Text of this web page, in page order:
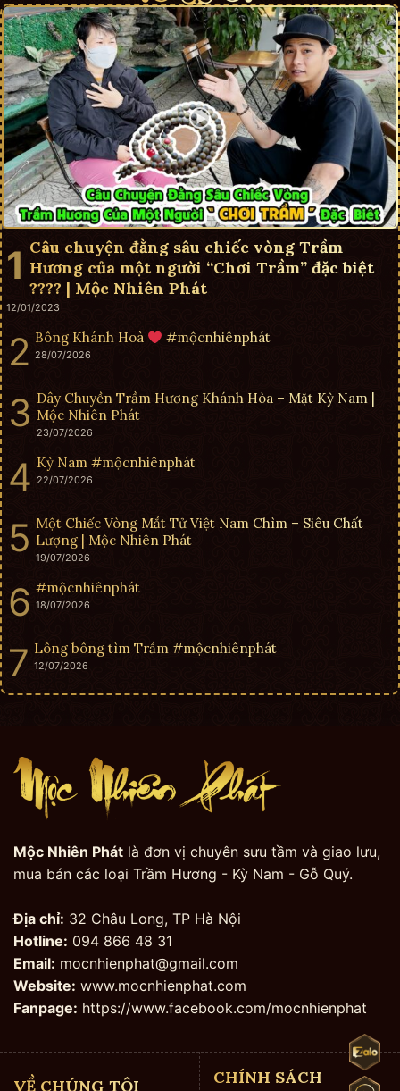
Câu chuyện đằng sâu chiếc vòng Trầm
Hương của một người “Chơi Trầm” đặc biệt
???? | Mộc Nhiên Phát
12/01/2023
Bông Khánh Hoà #mộcnhiênphát
28/07/2026
Dây Chuyền Trầm Hương Khánh Hòa – Mặt Kỳ Nam |
Mộc Nhiên Phát
23/07/2026
Kỳ Nam #mộcnhiênphát
22/07/2026
Một Chiếc Vòng Mắt Tử Việt Nam Chìm – Siêu Chất
Lượng | Mộc Nhiên Phát
19/07/2026
#mộcnhiênphát
18/07/2026
Lông bông tìm Trầm #mộcnhiênphát
12/07/2026
Mộc Nhiên Phát là đơn vị chuyên sưu tầm và giao lưu,
mua bán các loại Trầm Hương - Kỳ Nam - Gỗ Quý.
Địa chỉ: 32 Châu Long, TP Hà Nội
Hotline: 094 866 48 31
Email: mocnhienphat@gmail.com
Website: www.mocnhienphat.com
Fanpage: https://www.facebook.com/mocnhienphat
VỀ CHÚNG TÔI CHÍNH SÁCH